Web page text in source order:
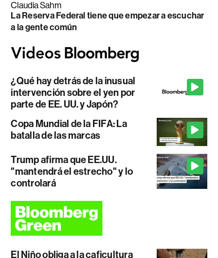
Claudia Sahm
La Reserva Federal tiene que empezar a escuchar
a la gente común
¿Qué hay detrás de la inusual
intervención sobre el yen por
parte de EE. UU. y Japón?
Copa Mundial de la FIFA: La
batalla de las marcas
Trump afirma que EE.UU.
"mantendrá el estrecho" y lo
controlará
El Niño obliga a la caficultura